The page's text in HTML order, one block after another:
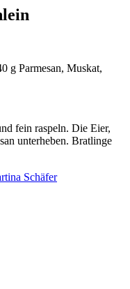
g Parmesan, Muskat,
fein raspeln. Die Eier,
unterheben. Bratlinge
Schäfer